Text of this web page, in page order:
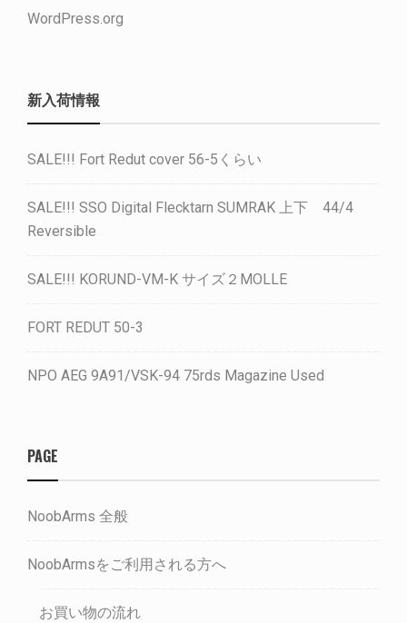
WordPress.org
新入荷情報
SALE!!! Fort Redut cover 56-5くらい
SALE!!! SSO Digital Flecktarn SUMRAK 上下 44/4
Reversible
SALE!!! KORUND-VM-K サイズ２MOLLE
FORT REDUT 50-3
NPO AEG 9A91/VSK-94 75rds Magazine Used
PAGE
NoobArms 全般
NoobArmsをご利用される方へ
お買い物の流れ